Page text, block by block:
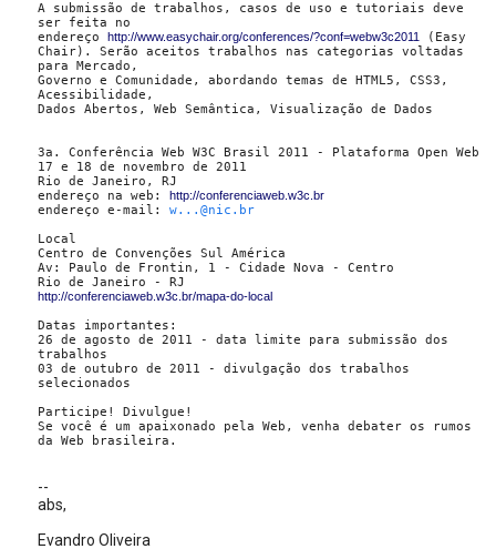
A submissão de trabalhos, casos de uso e tutoriais deve
ser feita no
endereço http://www.easychair.org/conferences/?conf=webw3c2011
(Easy
Chair). Serão aceitos trabalhos nas categorias voltadas
para Mercado,
Governo e Comunidade, abordando temas de HTML5, CSS3,
Acessibilidade,
Dados Abertos, Web Semântica, Visualização de Dados
3a. Conferência Web W3C Brasil 2011 - Plataforma Open Web
17 e 18 de novembro de 2011
Rio de Janeiro, RJ
endereço na web: http://conferenciaweb.w3c.br
endereço e-mail: w...@nic.br
Local
Centro de Convenções Sul América
Av: Paulo de Frontin, 1 - Cidade Nova - Centro
http://conferenciaweb.w3c.br/mapa-do-local
Datas importantes:
26 de agosto de 2011 - data limite para submissão dos
trabalhos
03 de outubro de 2011 - divulgação dos trabalhos
selecionados
Participe! Divulgue!
Se você é um apaixonado pela Web, venha debater os rumos
da Web brasileira.
--
abs,
Evandro Oliveira